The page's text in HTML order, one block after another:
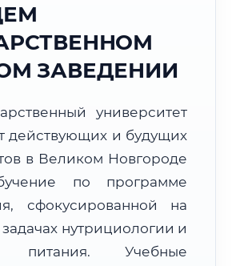
г. Великий Новгород
173000–173999
МСК (UTC+3)
Дистанционно
г. Великий Новгород
ЗАВЕДЕНИИ
университет
действующих и будущих
в Великом Новгороде
по программе
сфокусированной на
задачах нутрициологии и
питания. Учебные